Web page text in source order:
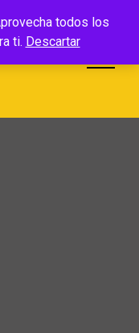
todos los
ti. Descartar